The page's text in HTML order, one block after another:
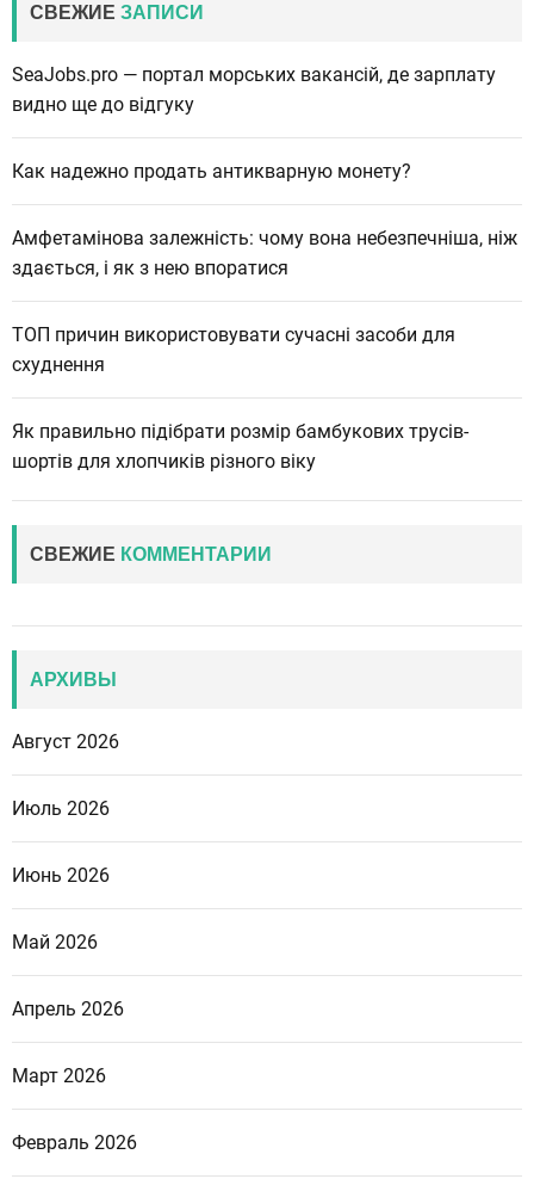
СВЕЖИЕ ЗАПИСИ
SeaJobs.pro — портал морських вакансій, де зарплату
видно ще до відгуку
Как надежно продать антикварную монету?
Амфетамінова залежність: чому вона небезпечніша, ніж
здається, і як з нею впоратися
ТОП причин використовувати сучасні засоби для
схуднення
Як правильно підібрати розмір бамбукових трусів-
шортів для хлопчиків різного віку
СВЕЖИЕ КОММЕНТАРИИ
АРХИВЫ
Август 2026
Июль 2026
Июнь 2026
Май 2026
Апрель 2026
Март 2026
Февраль 2026